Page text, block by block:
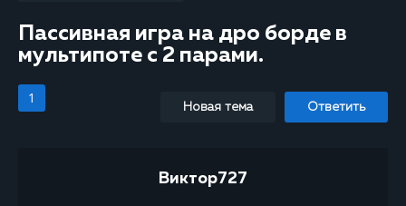
Пассивная игра на дро борде в
мультипоте с 2 парами.
1
Новая тема Ответить
Виктор727